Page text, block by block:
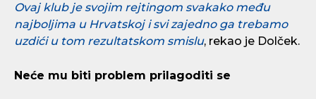
Ovaj klub je svojim rejtingom svakako među
najboljima u Hrvatskoj i svi zajedno ga trebamo
uzdići u tom rezultatskom smislu, rekao je Dolček.
Neće mu biti problem prilagoditi se